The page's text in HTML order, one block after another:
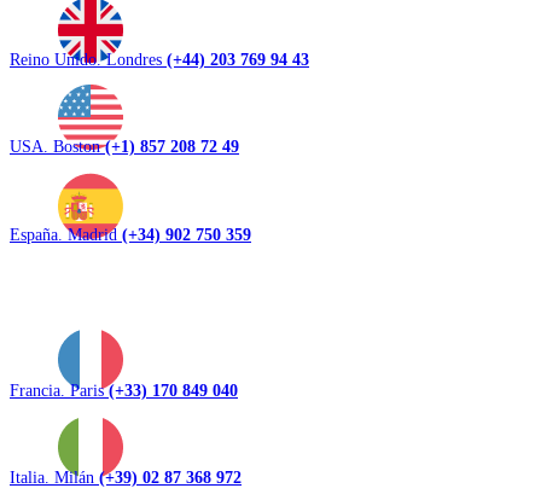
Reino Unido. Londres (+44) 203 769 94 43
USA. Boston(+1) 857 208 72 49
España. Madrid (+34) 902 750 359
Francia. Paris(+33) 170 849 040
Italia. Milán (+39) 02 87 368 972